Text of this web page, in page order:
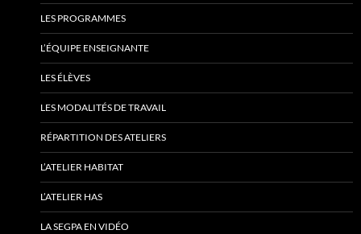
LES PROGRAMMES
L’ÉQUIPE ENSEIGNANTE
LES ÉLÈVES
LES MODALITÉS DE TRAVAIL
RÉPARTITION DES ATELIERS
L’ATELIER HABITAT
L’ATELIER HAS
LA SEGPA EN VIDÉO